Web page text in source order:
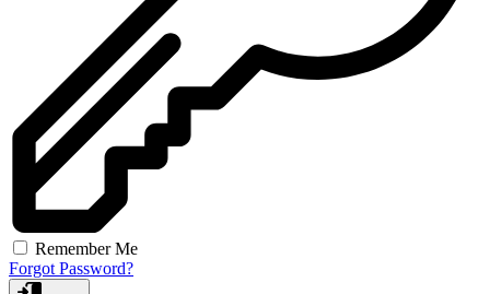
Remember Me
Forgot Password?